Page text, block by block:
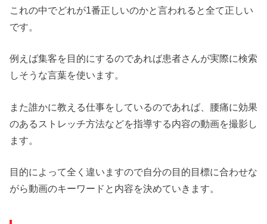
これの中でどれが1番正しいのかと言われると全て正しい
です。
例えば集客を目的にするのであれば患者さんが実際に検索
しそうな言葉を使います。
また誰かに教える仕事をしているのであれば、腰痛に効果
のあるストレッチ方法などを指導する内容の動画を撮影し
ます。
目的によって全く違いますので自分の目的目標に合わせな
がら動画のキーワードと内容を決めていきます。